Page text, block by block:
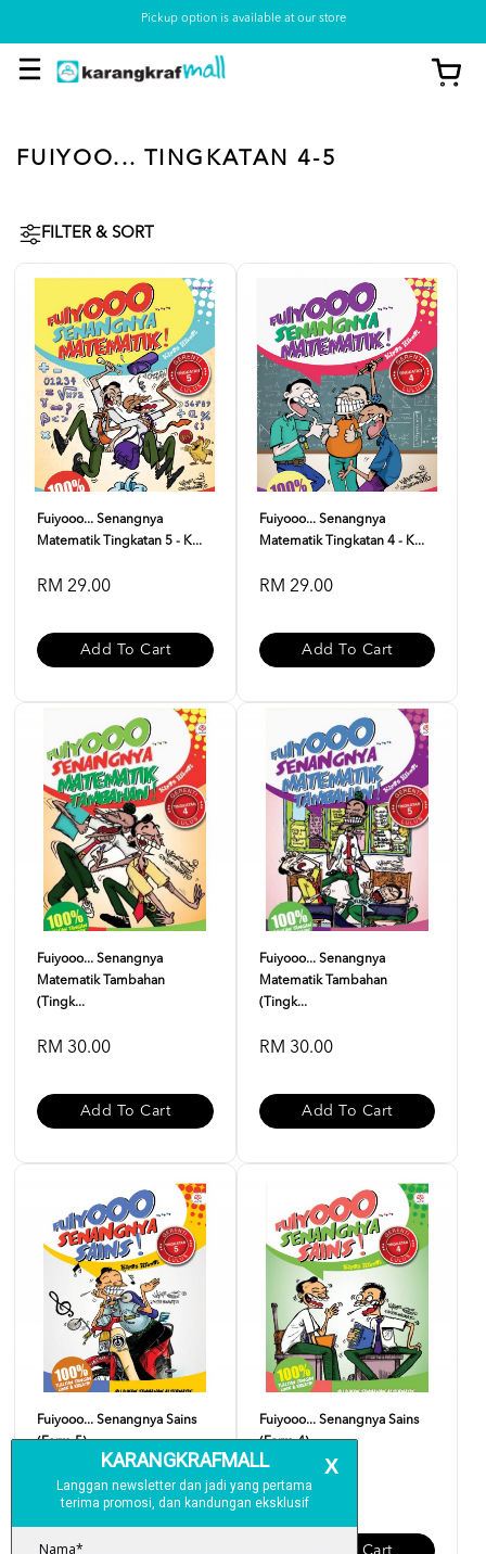
Pickup option is available at our store
FUIYOO... TINGKATAN 4-5
FILTER & SORT
Fuiyooo... Senangnya
Matematik Tingkatan 5 - K...
RM 29.00
Add To Cart
Fuiyooo... Senangnya
Matematik Tingkatan 4 - K...
RM 29.00
Add To Cart
Fuiyooo... Senangnya
Matematik Tambahan
(Tingk...
RM 30.00
Add To Cart
Fuiyooo... Senangnya
Matematik Tambahan
(Tingk...
RM 30.00
Add To Cart
Fuiyooo... Senangnya Sains
(Form 5)
RM 28.00
Add To Cart
Fuiyooo... Senangnya Sains
(Form 4)
RM 28.00
Add To Cart